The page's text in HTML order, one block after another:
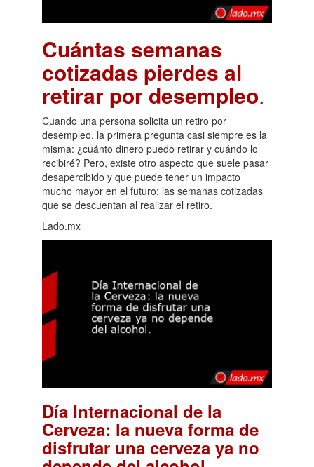
Cuántas semanas
cotizadas pierdes al
retirar por desempleo.
Cuando una persona solicita un retiro por
desempleo, la primera pregunta casi siempre es la
misma: ¿cuánto dinero puedo retirar y cuándo lo
recibiré? Pero, existe otro aspecto que suele pasar
desapercibido y que puede tener un impacto
mucho mayor en el futuro: las semanas cotizadas
que se descuentan al realizar el retiro.
Lado.mx
Día Internacional de la
Cerveza: la nueva forma de
disfrutar una cerveza ya no